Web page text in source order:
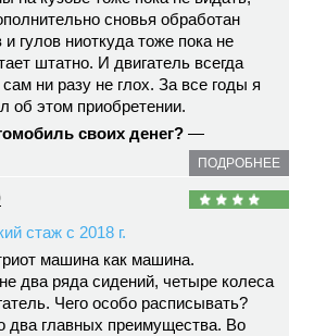
сновья обработан
гулов ниоткуда тоже пока не
штатно. И двигатель всегда
ни разу не глох. За все годы я
об этом приобретении.
своих денег? —
ПОДРОБНЕЕ
стаж с 2018 г.
машина как машина.
два ряда сидений, четыре колеса
Чего особо расписывать?
два главных преимущества. Во